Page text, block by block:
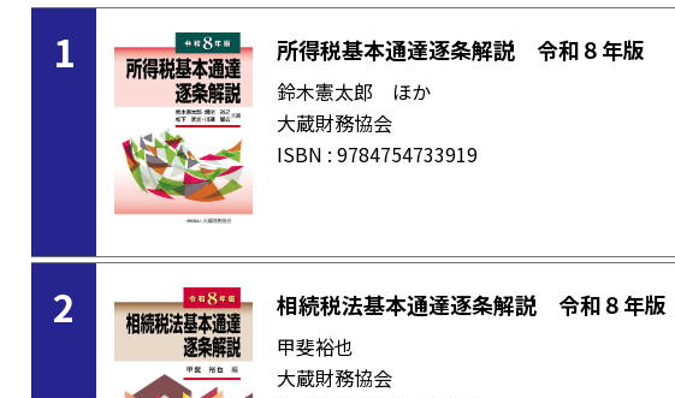
1 所得税基本通達逐条解説 令和８年版
鈴木憲太郎 ほか
大蔵財務協会
ISBN : 9784754733919
2 相続税法基本通達逐条解説 令和８年版
甲斐裕也
大蔵財務協会